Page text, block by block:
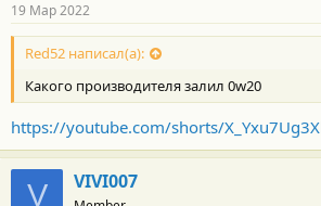
19 Мар 2022
Red52 написал(а):
Какого производителя залил 0w20
https://youtube.com/shorts/
V VIVI007